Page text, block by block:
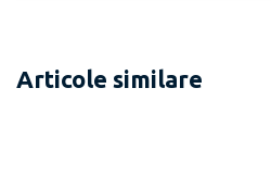
Articole similare